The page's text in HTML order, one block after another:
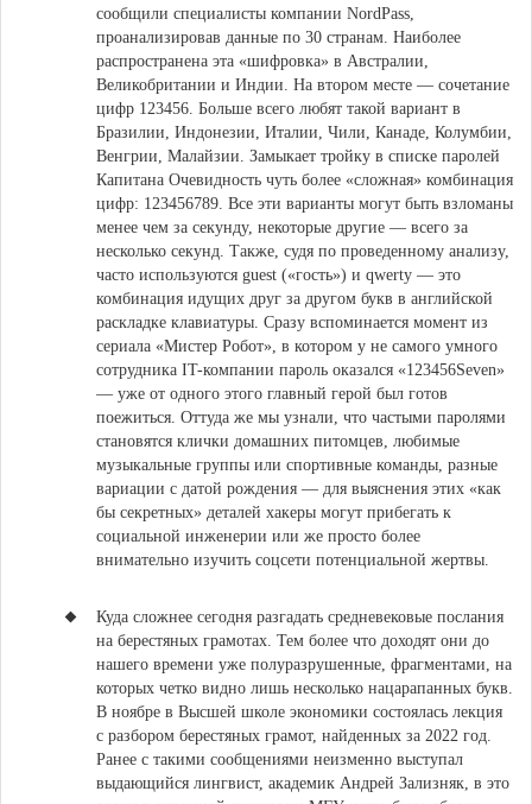
сообщили специалисты компании NordPass,
проанализировав данные по 30 странам. Наиболее
распространена эта «шифровка» в Австралии,
Великобритании и Индии. На втором месте — сочетание
цифр 123456. Больше всего любят такой вариант в
Бразилии, Индонезии, Италии, Чили, Канаде, Колумбии,
Венгрии, Малайзии. Замыкает тройку в списке паролей
Капитана Очевидность чуть более «сложная» комбинация
цифр: 123456789. Все эти варианты могут быть взломаны
менее чем за секунду, некоторые другие — всего за
несколько секунд. Также, судя по проведенному анализу,
часто используются guest («гость») и qwerty — это
комбинация идущих друг за другом букв в английской
раскладке клавиатуры. Сразу вспоминается момент из
сериала «Мистер Робот», в котором у не самого умного
сотрудника IT-компании пароль оказался «123456Seven»
— уже от одного этого главный герой был готов
поежиться. Оттуда же мы узнали, что частыми паролями
становятся клички домашних питомцев, любимые
музыкальные группы или спортивные команды, разные
вариации с датой рождения — для выяснения этих «как
бы секретных» деталей хакеры могут прибегать к
социальной инженерии или же просто более
внимательно изучить соцсети потенциальной жертвы.
Куда сложнее сегодня разгадать средневековые послания
на берестяных грамотах. Тем более что доходят они до
нашего времени уже полуразрушенные, фрагментами, на
которых четко видно лишь несколько нацарапанных букв.
В ноябре в Высшей школе экономики состоялась лекция
с разбором берестяных грамот, найденных за 2022 год.
Ранее с такими сообщениями неизменно выступал
выдающийся лингвист, академик Андрей Зализняк, в это